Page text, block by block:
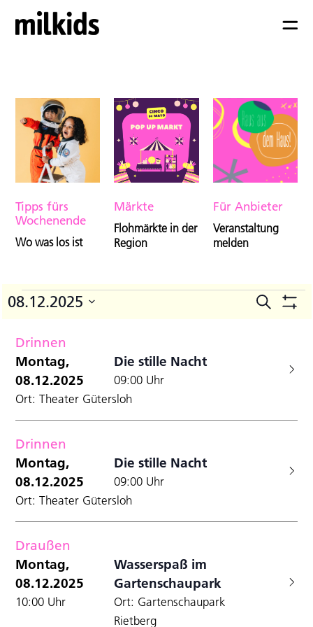
Tipps fürs
Wochenende
Wo was los ist
Märkte
Flohmärkte in der
Region
Für Anbieter
Veranstaltung
melden
Veranstaltungen
für
Montag,
8.12.2025
Suche
08.12.2025
wählen.
Drinnen
Montag,
08.12.2025
Die stille Nacht
09:00 Uhr
Ort: Theater Gütersloh
Drinnen
Montag,
08.12.2025
Die stille Nacht
09:00 Uhr
Ort: Theater Gütersloh
Draußen
Montag,
08.12.2025
Wasserspaß im
Gartenschaupark
10:00 Uhr
Ort: Gartenschaupark
Rietberg